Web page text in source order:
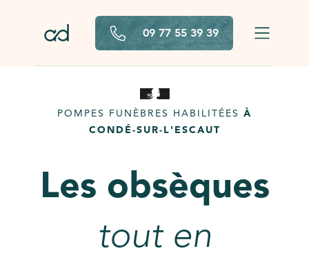
09 77 55 39 39
POMPES FUNÈBRES HABILITÉES À
CONDÉ-SUR-L'ESCAUT
Les obsèques
tout en